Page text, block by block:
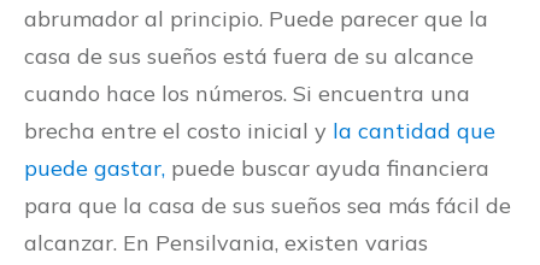
abrumador al principio. Puede parecer que la
casa de sus sueños está fuera de su alcance
cuando hace los números. Si encuentra una
brecha entre el costo inicial y la cantidad que
puede gastar, puede buscar ayuda financiera
para que la casa de sus sueños sea más fácil de
alcanzar. En Pensilvania, existen varias